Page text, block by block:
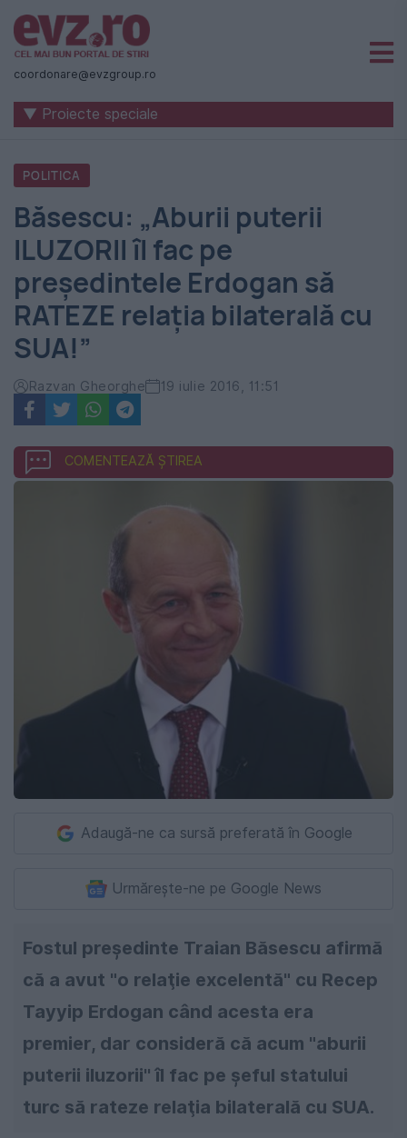
Știri
naționale
internaționale
România
-
Evenimentul
Zilei
coordonare@evzgroup.ro
▼ Proiecte speciale
POLITICA
Băsescu: „Aburii puterii
ILUZORII îl fac pe
preşedintele Erdogan să
RATEZE relaţia bilaterală cu
SUA!”
Razvan Gheorghe 19 iulie 2016, 11:51
COMENTEAZĂ ȘTIREA
Adaugă-ne ca sursă preferată în Google
Urmărește-ne pe Google News
Fostul preşedinte Traian Băsescu afirmă
că a avut "o relaţie excelentă" cu Recep
Tayyip Erdogan când acesta era
premier, dar consideră că acum "aburii
puterii iluzorii'' îl fac pe şeful statului
turc să rateze relaţia bilaterală cu SUA.